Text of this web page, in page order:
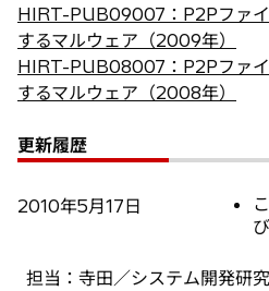
HIRT-PUB09007：P2Pファ
するマルウェア（2009年）
HIRT-PUB08007：P2Pファ
するマルウェア（2008年）
更新履歴
2010年5月17日
担当：寺田／システム開発研